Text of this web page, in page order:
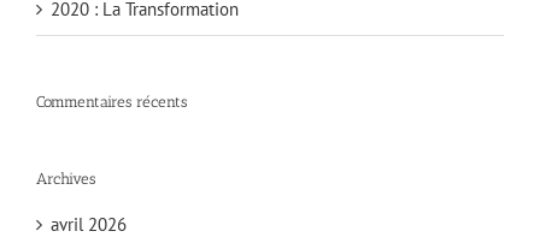
2020 : La Transformation
Commentaires récents
Archives
avril 2026